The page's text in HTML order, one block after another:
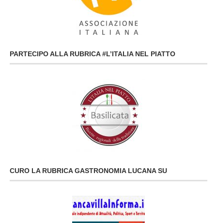
PARTECIPO ALLA RUBRICA #L’ITALIA NEL PIATTO
CURO LA RUBRICA GASTRONOMIA LUCANA SU